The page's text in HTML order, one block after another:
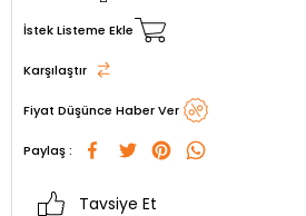
İstek Listeme Ekle
Karşılaştır
Fiyat Düşünce Haber Ver
Paylaş :
Tavsiye Et